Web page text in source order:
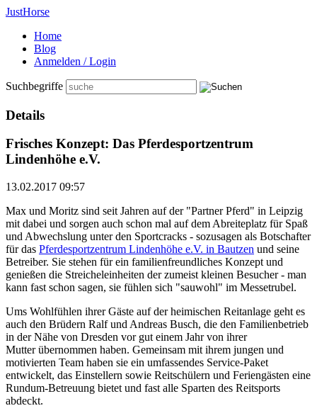
JustHorse
Home
Blog
Anmelden / Login
Suchbegriffe
Details
Frisches Konzept: Das Pferdesportzentrum
Lindenhöhe e.V.
13.02.2017 09:57
Max und Moritz sind seit Jahren auf der "Partner Pferd" in Leipzig
mit dabei und sorgen auch schon mal auf dem Abreiteplatz für Spaß
und Abwechslung unter den Sportcracks - sozusagen als Botschafter
für das Pferdesportzentrum Lindenhöhe e.V. in Bautzen und seine
Betreiber. Sie stehen für ein familienfreundliches Konzept und
genießen die Streicheleinheiten der zumeist kleinen Besucher - man
kann fast schon sagen, sie fühlen sich "sauwohl" im Messetrubel.
Ums Wohlfühlen ihrer Gäste auf der heimischen Reitanlage geht es
auch den Brüdern Ralf und Andreas Busch, die den Familienbetrieb
in der Nähe von Dresden vor gut einem Jahr von ihrer
Mutter übernommen haben. Gemeinsam mit ihrem jungen und
motivierten Team haben sie ein umfassendes Service-Paket
entwickelt, das Einstellern sowie Reitschülern und Feriengästen eine
Rundum-Betreuung bietet und fast alle Sparten des Reitsports
abdeckt.